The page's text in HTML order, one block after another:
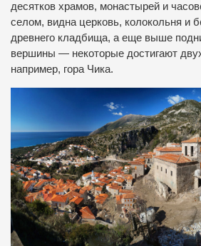
десятков храмов, монастырей и
селом, видна церковь, колокольня и
древнего кладбища, а еще выше
вершины — некоторые достигают
например, гора Чика.